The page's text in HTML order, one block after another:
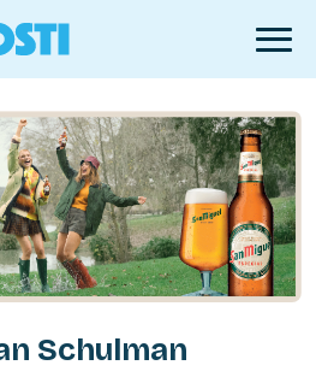
Schulman